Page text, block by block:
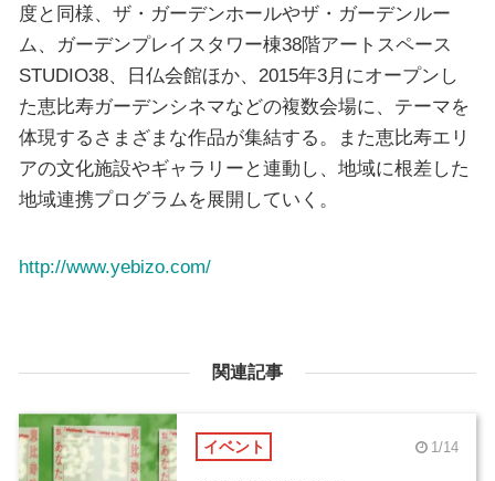
度と同様、ザ・ガーデンホールやザ・ガーデンルー
ム、ガーデンプレイスタワー棟38階アートスペース
STUDIO38、日仏会館ほか、2015年3月にオープンし
た恵比寿ガーデンシネマなどの複数会場に、テーマを
体現するさまざまな作品が集結する。また恵比寿エリ
アの文化施設やギャラリーと連動し、地域に根差した
地域連携プログラムを展開していく。
http://www.yebizo.com/
関連記事
イベント 1/14